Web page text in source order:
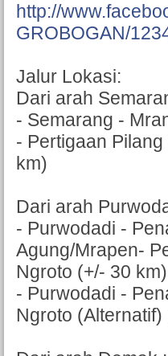
http://
GROBOGAN/
Jalur Lokasi:
Dari arah
- Semarang -
- Pertigaan
km)
Dari arah
- Purwodadi -
Agung/Mrapen-
Ngroto (+/- 30 km)
- Purwodadi -
Ngroto (Alternatif)